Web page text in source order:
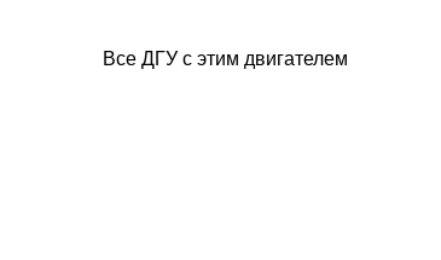
Все ДГУ с этим двигателем